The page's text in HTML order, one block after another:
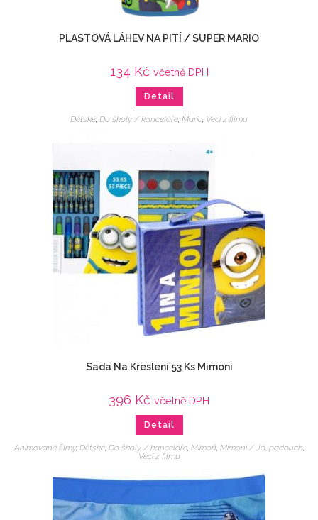
PLASTOVÁ LÁHEV NA PITÍ / SUPER MARIO
134 Kč včetně DPH
Detail
Dětské, Do školy / kanceláře, Mario, Veci z filmu
Sada Na Kreslení 53 Ks Mimoni
396 Kč včetně DPH
Detail
Animované filmy, Dětské, Do školy / kanceláře, Mimoň Mimoni / Já, padouch
Veci z filmu